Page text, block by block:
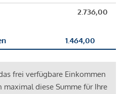
2.736,00
1.464,00
frei verfügbare Einkommen
maximal diese Summe für Ihre